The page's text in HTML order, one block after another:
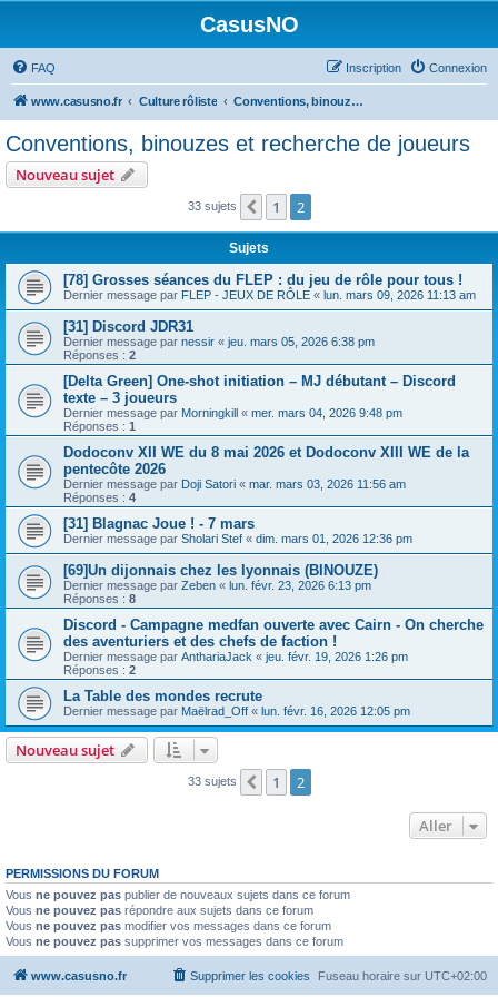
CasusNO
FAQ Connexion
Inscription
www.casusno.fr Culture rôliste Conventions, binouzes et recherche de joueurs
Conventions, binouzes et recherche de joueurs
Nouveau sujet
33 sujets Précédent
1 2
Sujets
[78] Grosses séances du FLEP : du jeu de rôle pour tous !
Dernier message par FLEP - JEUX DE RÔLE « lun. mars 09, 2026 11:13 am
[31] Discord JDR31
Dernier message par nessir « jeu. mars 05, 2026 6:38 pm
Réponses : 2
[Delta Green] One-shot initiation – MJ débutant – Discord
texte – 3 joueurs
Dernier message par Morningkill « mer. mars 04, 2026 9:48 pm
Réponses : 1
Dodoconv XII WE du 8 mai 2026 et Dodoconv XIII WE de la
pentecôte 2026
Dernier message par Doji Satori « mar. mars 03, 2026 11:56 am
Réponses : 4
[31] Blagnac Joue ! - 7 mars
Dernier message par Sholari Stef « dim. mars 01, 2026 12:36 pm
[69]Un dijonnais chez les lyonnais (BINOUZE)
Dernier message par Zeben « lun. févr. 23, 2026 6:13 pm
Réponses : 8
Discord - Campagne medfan ouverte avec Cairn - On cherche
des aventuriers et des chefs de faction !
Dernier message par AnthariaJack « jeu. févr. 19, 2026 1:26 pm
Réponses : 2
La Table des mondes recrute
Dernier message par Maëlrad_Off « lun. févr. 16, 2026 12:05 pm
Nouveau sujet
33 sujets Précédent
1 2
Aller
PERMISSIONS DU FORUM
Vous ne pouvez pas publier de nouveaux sujets dans ce forum
Vous ne pouvez pas répondre aux sujets dans ce forum
Vous ne pouvez pas modifier vos messages dans ce forum
Vous ne pouvez pas supprimer vos messages dans ce forum
www.casusno.fr Fuseau horaire sur UTC+02:00
Supprimer les cookies